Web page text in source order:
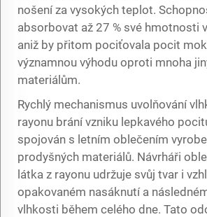
nošení za vysokých teplot.
absorbovat až 27 % své hmotnosti
aniž by přitom pociťovala pocit
významnou výhodu oproti mnoha
materiálům.
Rychlý mechanismus uvolňování
rayonu brání vzniku lepkavého
spojován s letním oblečením
prodyšných materiálů. Návrháři
látka z rayonu udržuje svůj tvar i
opakovaném nasáknutí a
vlhkosti během celého dne. Tato